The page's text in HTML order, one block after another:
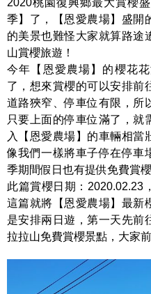
季】了，【恩愛農場】盛開
的美景也難怪大家就算路途
山賞櫻旅遊！
今年【恩愛農場】的櫻花
了，想來賞櫻的可以安排前
道路狹窄、停車位有限，所
只要上面的停車位滿了，就
入【恩愛農場】的車輛相當
像我們一樣將車子停在停車
季期間假日也有提供免費賞
此篇賞櫻日期：2020.02.23
這篇就將【恩愛農場】最新
是安排兩日遊，第一天先前
拉拉山免費賞櫻景點，大家